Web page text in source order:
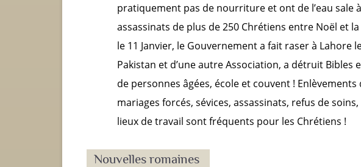
pratiquement pas de nourriture et ont de l’eau sale à
assassinats de plus de 250 Chrétiens entre Noël et la
le 11 Janvier, le Gouvernement a fait raser à Lahore
Pakistan et d’une autre Association, a détruit Bibles
de personnes âgées, école et couvent ! Enlèvements
mariages forcés, sévices, assassinats, refus de
lieux de travail sont fréquents pour les Chrétiens !
Nouvelles romaines